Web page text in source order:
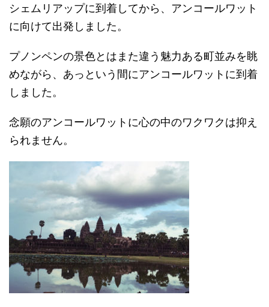
シェムリアップに到着してから、アンコールワット
に向けて出発しました。
プノンペンの景色とはまた違う魅力ある町並みを眺
めながら、あっという間にアンコールワットに到着
しました。
念願のアンコールワットに心の中のワクワクは抑え
られません。